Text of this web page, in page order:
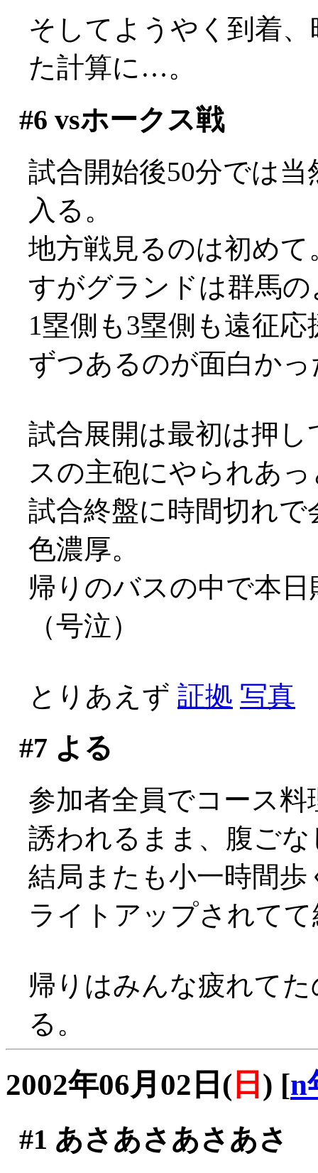
そしてようやく到着
た計算に…。
#6 vsホークス戦
試合開始後50分では
入る。
地方戦見るのは初め
すがグランドは群馬
1塁側も3塁側も遠征
ずつあるのが面白か
試合展開は最初は押
スの主砲にやられあ
試合終盤に時間切れ
色濃厚。
帰りのバスの中で本
（号泣）
とりあえず 証拠 写真
#7 よる
参加者全員でコース料
誘われるまま、腹ご
結局またも小一時間歩
ライトアップされて
帰りはみんな疲れて
る。
2002年06月02日( 日 ) [n
#1 あさあさあさあさ